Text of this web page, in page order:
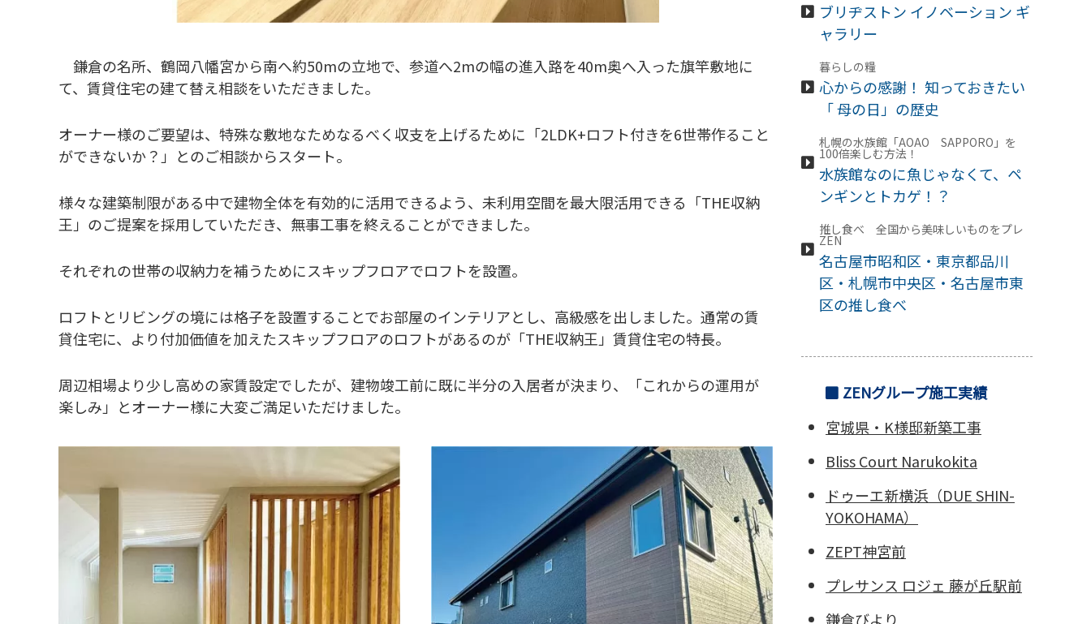
鎌倉の名所、鶴岡八幡宮から南へ約50mの立地で、参道へ2mの幅の進入路を40m奥へ入った旗竿敷地に
て、賃貸住宅の建て替え相談をいただきました。
オーナー様のご要望は、特殊な敷地なためなるべく収支を上げるために「2LDK+ロフト付きを6世帯作ること
ができないか？」とのご相談からスタート。
様々な建築制限がある中で建物全体を有効的に活用できるよう、未利用空間を最大限活用できる「THE収納
王」のご提案を採用していただき、無事工事を終えることができました。
それぞれの世帯の収納力を補うためにスキップフロアでロフトを設置。
ロフトとリビングの境には格子を設置することでお部屋のインテリアとし、高級感を出しました。通常の賃
貸住宅に、より付加価値を加えたスキップフロアのロフトがあるのが「THE収納王」賃貸住宅の特長。
周辺相場より少し高めの家賃設定でしたが、建物竣工前に既に半分の入居者が決まり、「これからの運用が
楽しみ」とオーナー様に大変ご満足いただけました。
ブリヂストン イノベーション ギ
ャラリー
暮らしの糧
心からの感謝！ 知っておきたい
「 母の日」の歴史
札幌の水族館「AOAO SAPPORO」を
100倍楽しむ方法！
水族館なのに魚じゃなくて、ペ
ンギンとトカゲ！？
推し食べ 全国から美味しいものをプレ
ZEN
名古屋市昭和区・東京都品川
区・札幌市中央区・名古屋市東
区の推し食べ
ZENグループ施工実績
宮城県・K様邸新築工事
Bliss Court Narukokita
ドゥーエ新横浜 （DUE SHIN-
YOKOHAMA）
ZEPT神宮前
プレサンス ロジェ 藤が丘駅前
鎌倉びより